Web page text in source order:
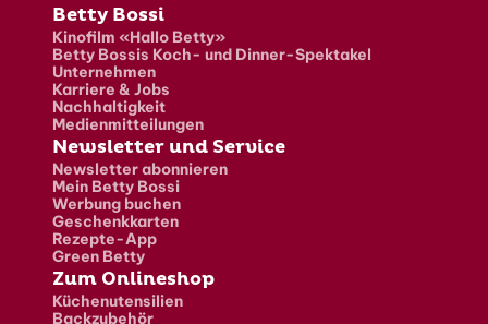
Fusszeile
Betty Bossi
Kinofilm «Hallo Betty»
Betty Bossis Koch- und Dinner-Spektakel
Unternehmen
Karriere & Jobs
Nachhaltigkeit
Medienmitteilungen
Newsletter und Service
Newsletter abonnieren
Mein Betty Bossi
Werbung buchen
Geschenkkarten
Rezepte-App
Green Betty
Zum Onlineshop
Küchenutensilien
Backzubehör